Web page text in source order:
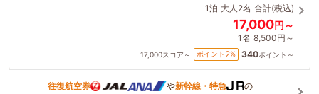
1泊 大人2名 合計(税込)
17,000円～
1名 8,500円～
17,000スコア～ ポイント 2% 340ポイント～
往復航空券 や新幹線・特急
の